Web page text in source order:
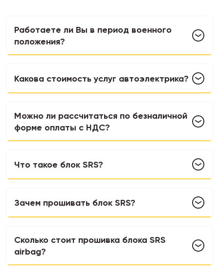
Работаете ли Вы в период военного
положения?
Какова стоимость услуг автоэлектрика?
Можно ли рассчитаться по безналичной
форме оплаты с НДС?
Что такое блок SRS?
Зачем прошивать блок SRS?
Сколько стоит прошивка блока SRS
airbag?